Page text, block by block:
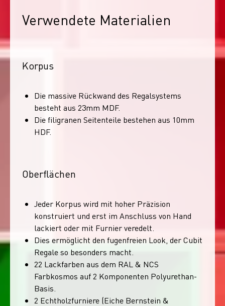
Verwendete Materialien
Korpus
Die massive Rückwand des Regalsystems
besteht aus 23mm MDF.
Die filigranen Seitenteile bestehen aus 10mm
HDF.
Oberflächen
Jeder Korpus wird mit hoher Präzision
konstruiert und erst im Anschluss von Hand
lackiert oder mit Furnier veredelt.
Dies ermöglicht den fugenfreien Look, der Cubit
Regale so besonders macht.
22 Lackfarben aus dem RAL & NCS
Farbkosmos auf 2 Komponenten Polyurethan-
Basis.
2 Echtholzfurniere (Eiche Bernstein &